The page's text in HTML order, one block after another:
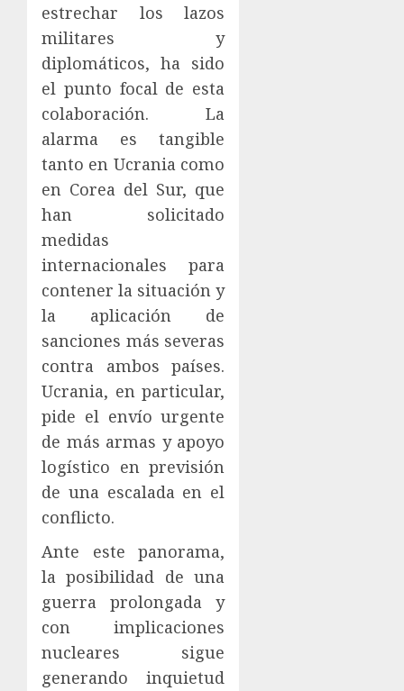
estrechar los lazos
militares y
diplomáticos, ha sido
el punto focal de esta
colaboración. La
alarma es tangible
tanto en Ucrania como
en Corea del Sur, que
han solicitado
medidas
internacionales para
contener la situación y
la aplicación de
sanciones más severas
contra ambos países.
Ucrania, en particular,
pide el envío urgente
de más armas y apoyo
logístico en previsión
de una escalada en el
conflicto.
Ante este panorama,
la posibilidad de una
guerra prolongada y
con implicaciones
nucleares sigue
generando inquietud